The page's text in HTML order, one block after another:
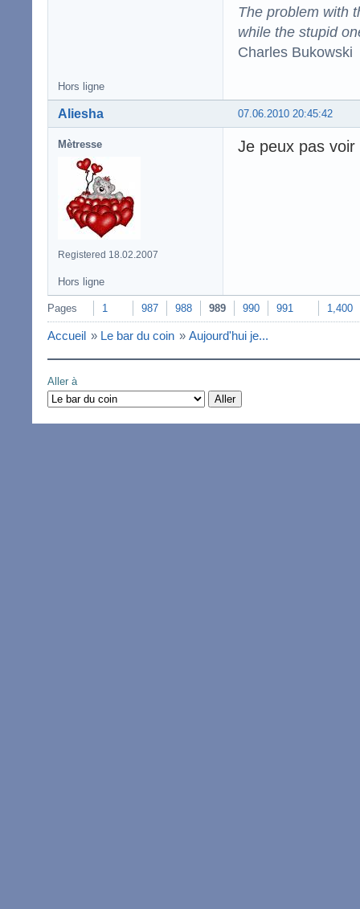
The problem with
while the stupid
Charles Bukowski
Hors ligne
07.06.2010 20:45:42
Aliesha
Mètresse
Registered 18.02.2007
Je peux pas
Hors ligne
Pages 1 987 988 989 990 991 1,400
Accueil » Le bar du coin » Aujourd'hui je...
Aller à